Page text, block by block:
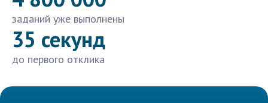
заданий уже выполнены
35 секунд
до первого отклика